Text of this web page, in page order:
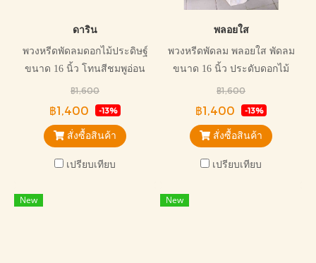
ดาริน
พวงหรีดพัดลมดอกไม้ประดิษฐ์
ขนาด 16 นิ้ว โทนสีชมพูอ่อน
หวาน เหมาะกับการไว้อาลัยทุก
แบบ
฿1,600
฿1,400 -13%
สั่งซื้อสินค้า
เปรียบเทียบ
พลอยใส
พวงหรีดพัดลม พลอยใส พัดลม
ขนาด 16 นิ้ว ประดับดอกไม้
ประดิษฐ์ ยี่ห้อฮาตาริ ออกแบบ
ไม่ซ้ำใคร โทนสีขาวสุภาพ
฿1,600
฿1,400 -13%
สั่งซื้อสินค้า
เปรียบเทียบ
New New